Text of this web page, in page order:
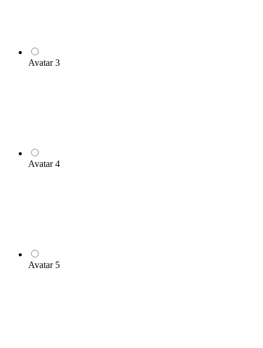
Avatar 3
Avatar 4
Avatar 5